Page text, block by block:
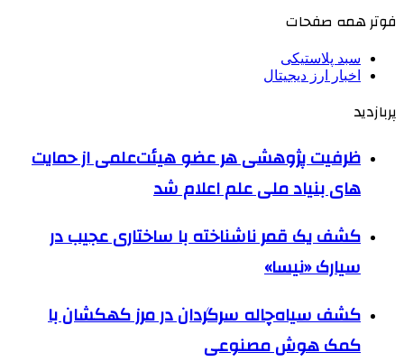
فوتر همه صفحات
سبد پلاستیکی
اخبار ارز دیجیتال
پربازدید
ظرفیت پژوهشی هر عضو هیئت‌علمی از حمایت
های بنیاد ملی علم اعلام شد
کشف یک قمر ناشناخته با ساختاری عجیب در
سیارک «نیسا»
کشف سیاه‌چاله سرگردان در مرز کهکشان با
کمک هوش مصنوعی